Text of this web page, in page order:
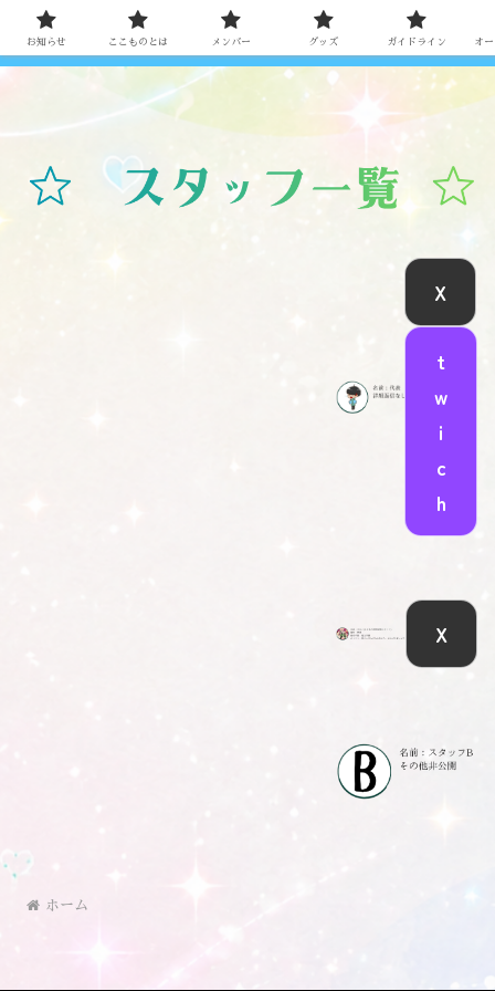
ここものとは メンバー グッズ ガイドライン オーデ
X
t
w
i
c
h
X
ホーム
お知らせ ここものとは メンバー グッズ ガイドライン オ